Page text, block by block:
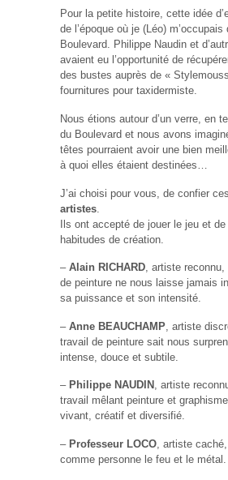
Pour la petite histoire, cette idée
de l’époque où je (Léo)
Boulevard. Philippe Naudin et
avaient eu l’opportunité de
des bustes auprès de «
fournitures pour taxidermiste.
Nous étions autour d’un verre, en
du Boulevard et nous avons
têtes pourraient avoir une bien
à quoi elles étaient destinées…
J’ai choisi pour vous, de confier
artistes
Ils ont accepté de jouer le jeu et
habitudes de création.
– Alain RICHARD, artiste reconnu,
de peinture ne nous laisse jamais
sa puissance et son intensité.
– Anne BEAUCHAMP , artiste
travail de peinture sait nous
intense, douce et subtile.
– Philippe NAUDIN , artiste
travail mêlant peinture et
vivant, créatif et diversifié.
– Professeur LOCO , artiste
comme personne le feu et le métal.